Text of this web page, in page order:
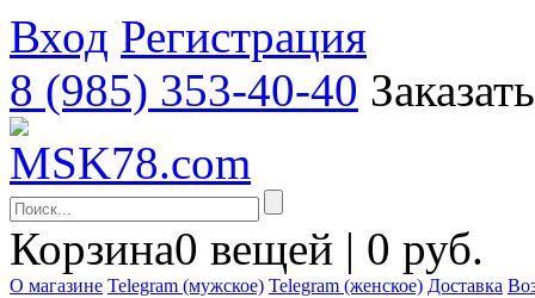
Вход Регистрация
8 (985) 353-40-40
Корзина0 вещей | 0 руб.
О магазине Telegram (мужское) Telegram (женское) Доставка